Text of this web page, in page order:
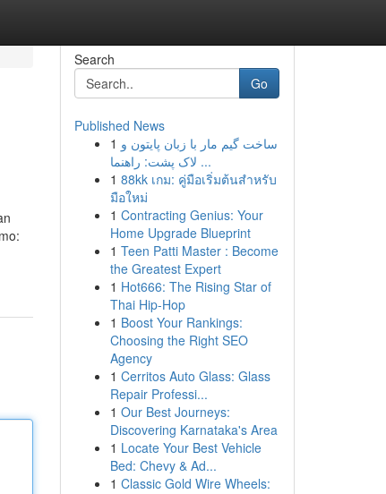
Search
Go
Published News
1 ساخت گیم مار با زبان پایتون و
لاک پشت: راهنما ...
1 88kk เกม: คู่มือเริ่มต้นสำหรับ
มือใหม่
1 Contracting Genius: Your
Home Upgrade Blueprint
1 Teen Patti Master : Become
the Greatest Expert
1 Hot666: The Rising Star of
Thai Hip-Hop
1 Boost Your Rankings:
Choosing the Right SEO
Agency
1 Cerritos Auto Glass: Glass
Repair Professi...
1 Our Best Journeys:
Discovering Karnataka's Area
1 Locate Your Best Vehicle
Bed: Chevy & Ad...
1 Classic Gold Wire Wheels: